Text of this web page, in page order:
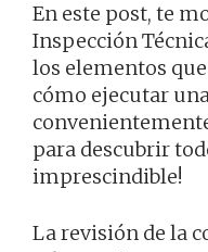
En este post, te
Inspección
los elementos
cómo ejecutar
para descubrir
imprescindible!
La revisión de la